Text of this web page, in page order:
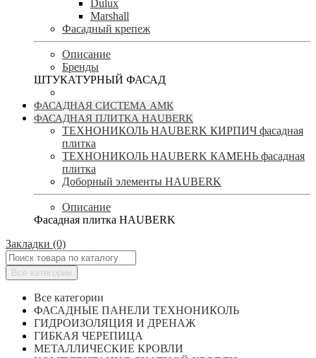
Dulux
Marshall
Фасадный крепеж
Описание
Бренды
ШТУКАТУРНЫЙ ФАСАД
ФАСАДНАЯ СИСТЕМА АМК
ФАСАДНАЯ ПЛИТКА HAUBERK
ТЕХНОНИКОЛЬ HAUBERK КИРПИЧ фасадная
плитка
ТЕХНОНИКОЛЬ HAUBERK КАМЕНЬ фасадная
плитка
Доборный элементы HAUBERK
Описание
Фасадная плитка HAUBERK
Закладки (0)
Все категории
Все категории
ФАСАДНЫЕ ПАНЕЛИ ТЕХНОНИКОЛЬ
ГИДРОИЗОЛЯЦИЯ И ДРЕНАЖ
ГИБКАЯ ЧЕРЕПИЦА
МЕТАЛЛИЧЕСКИЕ КРОВЛИ